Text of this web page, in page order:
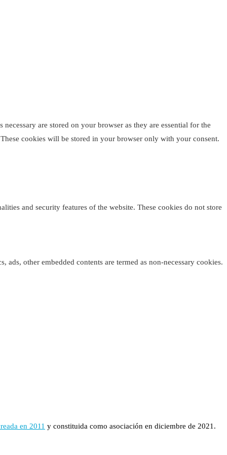
are stored on your browser as they are essential for the
cookies will be stored in your browser only with your consent.
and security features of the website. These cookies do not store
other embedded contents are termed as non-necessary cookies.
en 2011 y constituida como asociación en diciembre de 2021.